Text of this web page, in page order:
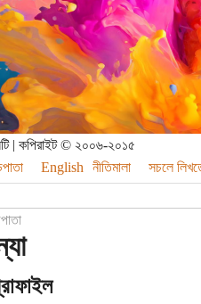
| কপিরাইট © ২০০৬-২০১৫
English নীতিমালা সচলে